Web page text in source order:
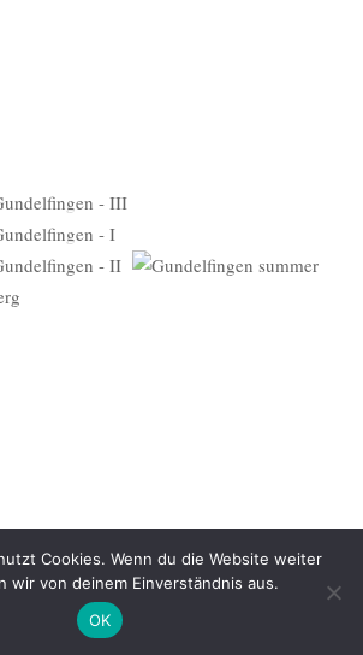
Mit Stolz präsentiert von WordPress
Cookies. Wenn du die Website weiter
wir von deinem Einverständnis aus.
OK